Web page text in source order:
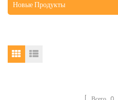
Новые Продукты